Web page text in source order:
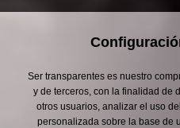
Ser transparentes es nuestro
y de terceros, con la finalidad de
otros usuarios, analizar el uso
personalizada sobre la base de